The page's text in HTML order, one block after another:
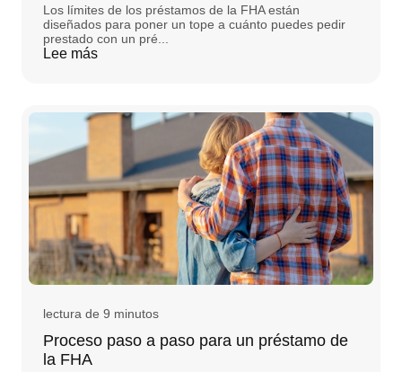
Los límites de los préstamos de la FHA están
diseñados para poner un tope a cuánto puedes pedir
prestado con un pré...
Lee más
lectura de 9 minutos
Proceso paso a paso para un préstamo de
la FHA